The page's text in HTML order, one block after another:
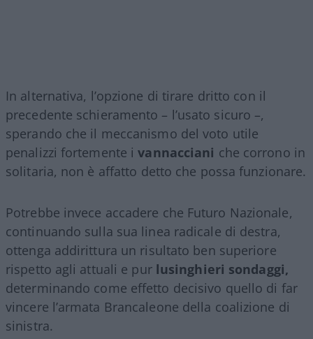
In alternativa, l’opzione di tirare dritto con il
precedente schieramento – l’usato sicuro –,
sperando che il meccanismo del voto utile
penalizzi fortemente ivannacciani che corrono in
solitaria, non è affatto detto che possa funzionare.
Potrebbe invece accadere che Futuro Nazionale,
continuando sulla sua linea radicale di destra,
ottenga addirittura un risultato ben superiore
rispetto agli attuali e pur lusinghieri sondaggi,
determinando come effetto decisivo quello di far
vincere l’armata Brancaleone della coalizione di
sinistra.